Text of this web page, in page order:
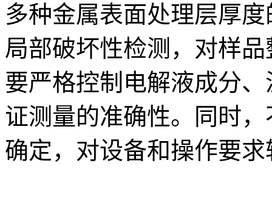
多种金属表面处理层厚
局部破坏性检测，对样
要严格控制电解液成分
证测量的准确性。同时
确定，对设备和操作要